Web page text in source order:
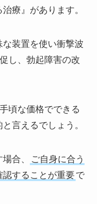
療』があります。
装置を使い衝撃波
し、勃起障害の改
頃な価格でできる
言えるでしょう。
合、
ご自身に合う
することが重要で